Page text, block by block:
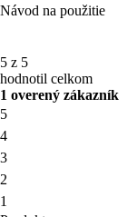
Návod na použitie
5 z 5
hodnotil celkom
1 overený zákazník
5
4
3
2
1